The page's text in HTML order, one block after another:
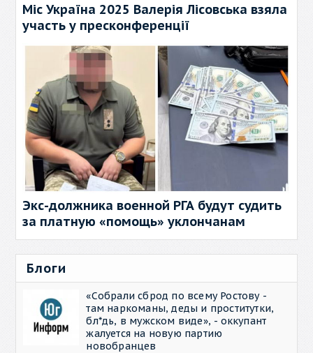
Міс Україна 2025 Валерія Лісовська взяла
участь у пресконференції
Экс-должника военной РГА будут судить
за платную «помощь» уклончанам
Блоги
«Собрали сброд по всему Ростову -
там наркоманы, деды и проститутки,
бл*дь, в мужском виде», - оккупант
жалуется на новую партию
новобранцев